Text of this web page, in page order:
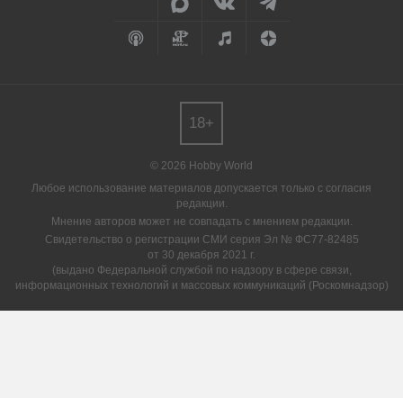
© 2026 Hobby World
Любое использование материалов допускается только с согласия
редакции.
Мнение авторов может не совпадать с мнением редакции.
Свидетельство о регистрации СМИ серия Эл № ФС77-82485
от 30 декабря 2021 г.
(выдано Федеральной службой по надзору в сфере связи,
информационных технологий и массовых коммуникаций (Роскомнадзор)
18+